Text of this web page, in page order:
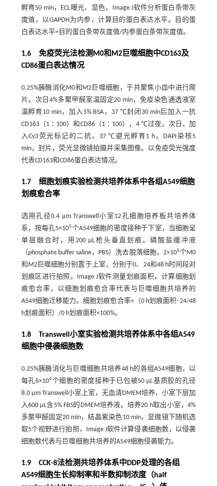
孵育50 min，ECL曝光、显色，Image J软件分析蛋白条带灰
度值，以GAPDH为内参，计算目的蛋白表达水平。目的蛋
白表达水平=目的蛋白条带灰度值/内参蛋白条带灰度值。
1.6 免疫荧光法检测M0和M2巨噬细胞中CD163及
CD86蛋白表达情况
0.25%胰酶消化M0和M2巨噬细胞，于共聚焦小皿中进行爬
片。次日4%多聚甲醛室温固定20 min，免疫染色通透液室
温孵育10 min，加入5% BSA，37 ℃封闭30 min后加入一抗
CD163（1∶100）和CD86（1∶100），4 ℃过夜。次日，加
入Cy3荧光标记的二抗，37 ℃避光孵育1 h，DAPI染核5
min，封片，荧光显微镜拍摄并采集图像。以免疫荧光强度
代表CD163和CD86蛋白表达情况。
1.7 细胞划痕实验检测共培养体系中各组A549细胞
划痕愈合率
选用孔径0.4 µm Transwell小室12孔细胞培养板共培养体
系，按每孔5×105个A549细胞的密度接种于下室，当细胞呈
单层融合时，用200 µL枪头垂直划痕。磷酸盐缓冲液
（phosphate buffer saline，PBS）洗去脱落细胞，2×105个M0
和M2巨噬细胞分别置于上室，分别于0、24和48 h时间段对
划痕区进行拍照。Image J软件测量划痕面积，计算细胞划
痕愈合率，以细胞划痕愈合率代表与巨噬细胞共培养的
A549细胞迁移能力。细胞划痕愈合率=（0 h划痕面积- 24/48
h划痕面积）/0 h划痕面积×100%。
1.8 Transwell小室实验检测共培养体系中各组A549
细胞中侵袭细胞数
0.25%胰酶消化与巨噬细胞共培养48 h的各组A549细胞，以
每孔6×104个细胞的密度接种于已包被50 µL基质胶的孔径
8.0 μm Transwell小室上室，无血清DMEM培养，小室下层加
入600 µL含5% FBS的DMEM培养液。培养20 h取出小室，4%
多聚甲醛固定20 min，结晶紫染色10 min，显微镜下随机选
取5个视野进行拍照，Image J软件计算侵袭细胞数，以侵袭
细胞数代表与巨噬细胞共培养的A549细胞侵袭能力。
1.9 CCK-8法检测共培养体系中DDP处理的各组
A549细胞生长抑制率和半数抑制浓度（half